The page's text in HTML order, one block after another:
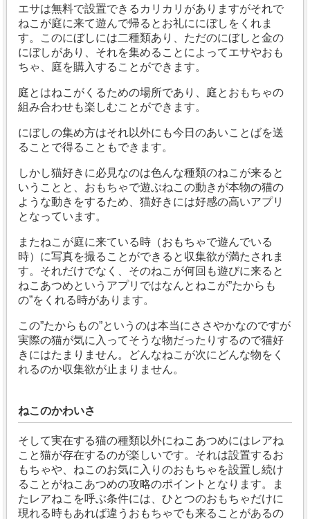
エサは無料で設置できるカリカリがありますがそれで
ねこが庭に来て遊んで帰るとお礼ににぼしをくれま
す。このにぼしには二種類あり、ただのにぼしと金の
にぼしがあり、それを集めることによってエサやおも
ちゃ、庭を購入することができます。
庭とはねこがくるための場所であり、庭とおもちゃの
組み合わせも楽しむことができます。
にぼしの集め方はそれ以外にも今日のあいことばを送
ることで得ることもできます。
しかし猫好きに必見なのは色んな種類のねこが来ると
いうことと、おもちゃで遊ぶねこの動きが本物の猫の
ような動きをするため、猫好きには好感の高いアプリ
となっています。
またねこが庭に来ている時（おもちゃで遊んでいる
時）に写真を撮ることができると収集欲が満たされま
す。それだけでなく、そのねこが何回も遊びに来ると
ねこあつめというアプリではなんとねこが”たからも
の”をくれる時があります。
この”たからもの”というのは本当にささやかなのですが
実際の猫が気に入ってそうな物だったりするので猫好
きにはたまりません。どんなねこが次にどんな物をく
れるのか収集欲が止まりません。
ねこのかわいさ
そして実在する猫の種類以外にねこあつめにはレアね
こと猫が存在するのが楽しいです。それは設置するお
もちゃや、ねこのお気に入りのおもちゃを設置し続け
ることがねこあつめの攻略のポイントとなります。ま
たレアねこを呼ぶ条件には、ひとつのおもちゃだけに
現れる時もあれば違うおもちゃでも来ることがあるの